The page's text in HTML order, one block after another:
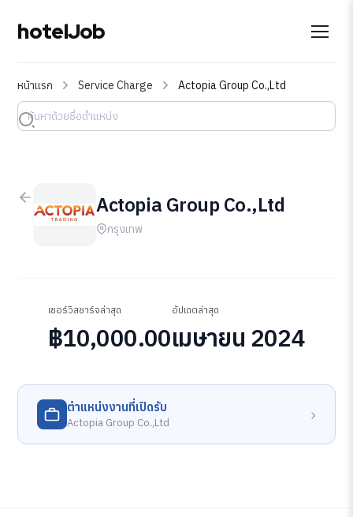
hotelJob
หน้าแรก Service Charge Actopia Group Co.,Ltd
Actopia Group Co.,Ltd
กรุงเทพ
เซอร์วิสชาร์จล่าสุด
฿10,000.00
อัปเดตล่าสุด
เมษายน 2024
ตำแหน่งงานที่เปิดรับ
Actopia Group Co.,Ltd ›